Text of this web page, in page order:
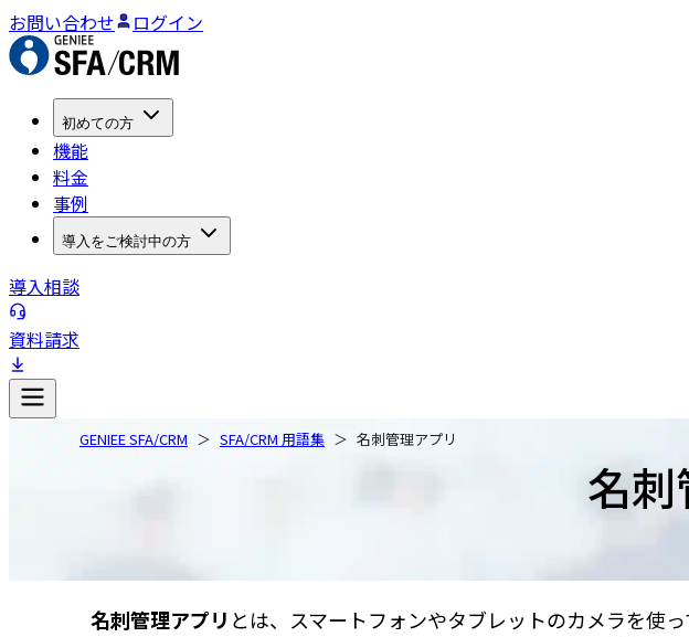
お問い合わせ ログイン
初めての方
機能
料金
事例
導入をご検討中の方
導入相談
資料請求
GENIEE SFA/CRM SFA/CRM 用語集 名刺管理アプリ
名刺
名刺管理アプリ とは、スマートフォンやタブレットのカメラを使